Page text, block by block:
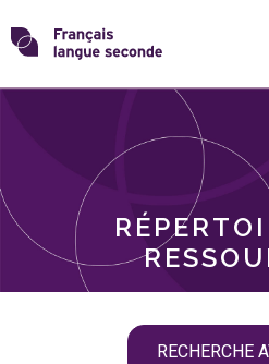
Skip
toTransformons
langue
RECHERCHE
THÈMES